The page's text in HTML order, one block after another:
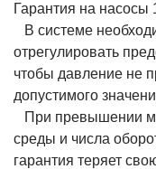
Гарантия на насосы
В системе
отрегулировать
чтобы давление не
допустимого
При превышении
среды и числа
гарантия теряет